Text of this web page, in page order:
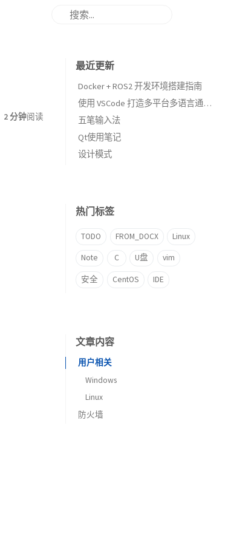
2 分钟阅读
最近更新
Docker + ROS2 开发环境搭建指南
使用 VSCode 打造多平台多语言通用的 IDE
五笔输入法
Qt使用笔记
设计模式
热门标签
TODO FROM_DOCX Linux
Note C U盘 vim
安全 CentOS IDE
文章内容
用户相关
Windows
Linux
ssh
防火墙